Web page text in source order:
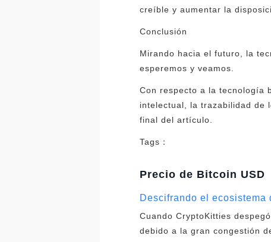
creíble y aumentar la
Conclusión
Mirando hacia el futuro, la
esperemos y veamos.
Con respecto a la tecnología
intelectual, la trazabilidad de
final del artículo.
Tags：
Precio de Bitcoin USD
Descifrando el
Cuando CryptoKitties
debido a la gran congestión